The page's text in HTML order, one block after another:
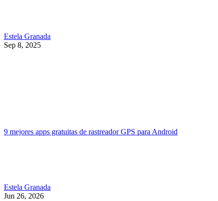
Estela Granada
Sep 8, 2025
9 mejores apps gratuitas de rastreador GPS para Android
Estela Granada
Jun 26, 2026